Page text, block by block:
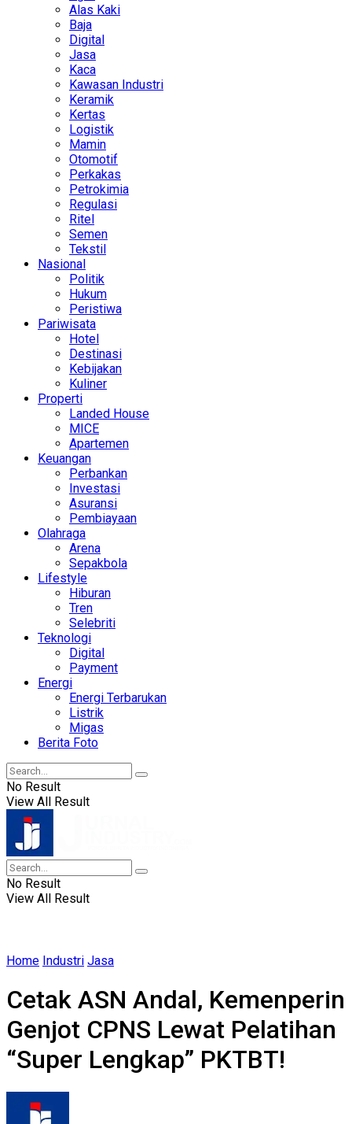
Alas Kaki
Baja
Digital
Jasa
Kaca
Kawasan Industri
Keramik
Kertas
Logistik
Mamin
Otomotif
Perkakas
Petrokimia
Regulasi
Ritel
Semen
Tekstil
Nasional
Politik
Hukum
Peristiwa
Pariwisata
Hotel
Destinasi
Kebijakan
Kuliner
Properti
Landed House
MICE
Apartemen
Keuangan
Perbankan
Investasi
Asuransi
Pembiayaan
Olahraga
Arena
Sepakbola
Lifestyle
Hiburan
Tren
Selebriti
Teknologi
Digital
Payment
Energi
Energi Terbarukan
Listrik
Migas
Berita Foto
No Result
View All Result
No Result
View All Result
Home Industri Jasa
Cetak ASN Andal, Kemenperin
Genjot CPNS Lewat Pelatihan
“Super Lengkap” PKTBT!